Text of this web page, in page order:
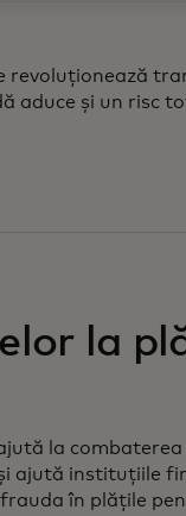
revoluționează
aduce și un risc
la
la
ajută instituțiile
frauda în plățile